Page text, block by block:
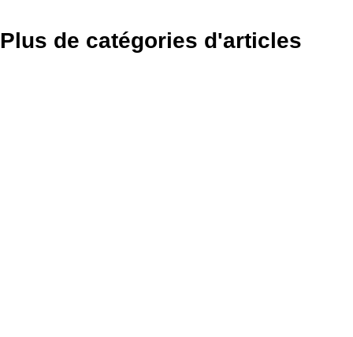
Plus de catégories d'articles